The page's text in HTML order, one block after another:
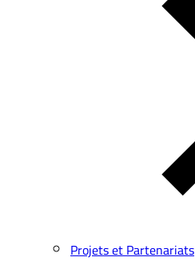
Projets et Partenariats